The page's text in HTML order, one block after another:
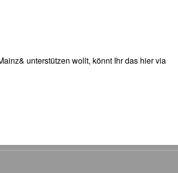
unterstützen wollt, könnt Ihr das hier via